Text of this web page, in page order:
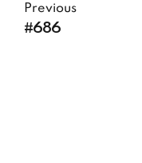
Previous
#686